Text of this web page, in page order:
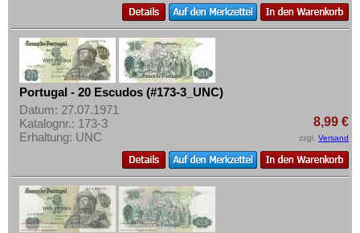
Liefer- und Versandkosten
AGB
Impressum
Portugal - 20 Escudos (#173-3_UNC)
Datum: 27.07.1971
Katalognr.: 173-3
Erhaltung: UNC
8,99 €
zzgl. Versand